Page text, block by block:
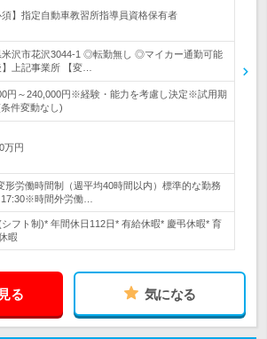
】指定自動車教習所指導員資格保有者
米沢市花沢3044-1 ◎転勤無し ◎マイカー通勤可能
】上記事業所 【変…
円～240,000円※経験・能力を考慮し決定※試用期
件変動なし)
万円
形労働時間制（週平均40時間以内）標準的な勤務
時間外労働…
フト制)* 年間休日112日* 有給休暇* 慶弔休暇* 育
暇
る 気になる